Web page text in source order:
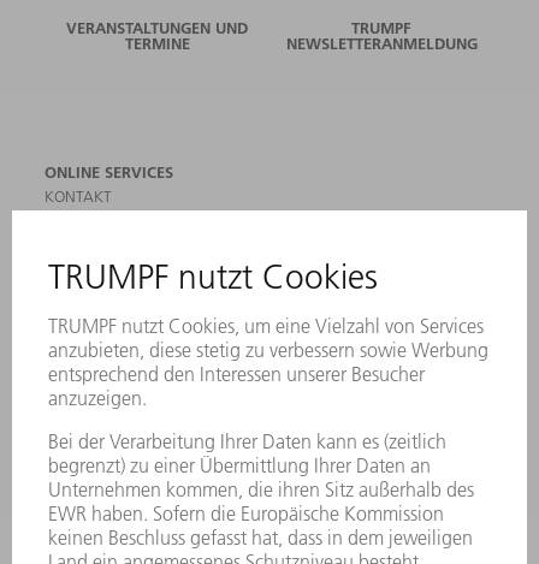
VERANSTALTUNGEN UND
TERMINE
TRUMPF
NEWSLETTERANMELDUNG
ONLINE SERVICES
KONTAKT
VERANSTALTUNGEN UND TERMINE
NEWSLETTER-ANMELDUNG
MYTRUMPF
SICHERHEITSDATENBLÄTTER
PRODUKTE
MASCHINEN & SYSTEME
LEISTUNGSELEKTRONIK
ELEKTROWERKZEUGE
SMART FACTORY
SOFTWARE
SERVICES
ANWENDUNGEN